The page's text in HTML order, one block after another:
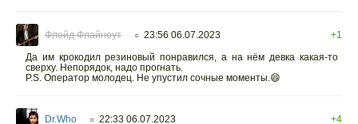
Флойд Флайноут ○ 23:56 06.07.2023
+1
Да им крокодил резиновый понравился, а на нëм девка какая-то
сверху. Непорядок, надо прогнать.
P.S. Оператор молодец. Не упустил сочные моменты.😄
Dr.Who ○ 22:33 06.07.2023
+4